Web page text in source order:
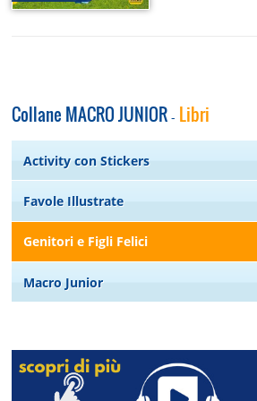
Collane MACRO JUNIOR - Libri
Activity con Stickers
Favole Illustrate
Genitori e Figli Felici
Macro Junior